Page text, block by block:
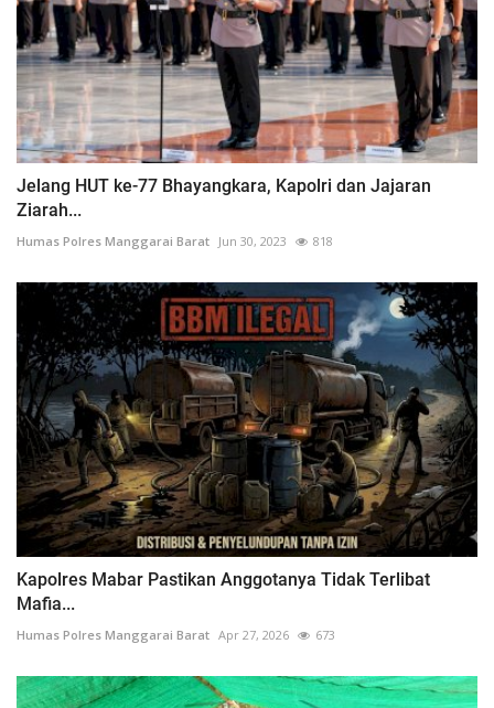
Jelang HUT ke-77 Bhayangkara, Kapolri dan Jajaran
Ziarah...
Humas Polres Manggarai Barat Jun 30, 2023 818
Kapolres Mabar Pastikan Anggotanya Tidak Terlibat
Mafia...
Humas Polres Manggarai Barat Apr 27, 2026 673